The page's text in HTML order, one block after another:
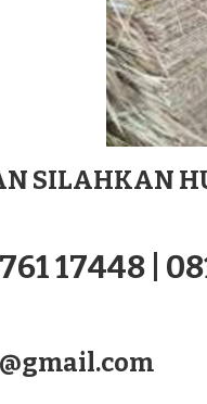
SILAHKAN
17448 |